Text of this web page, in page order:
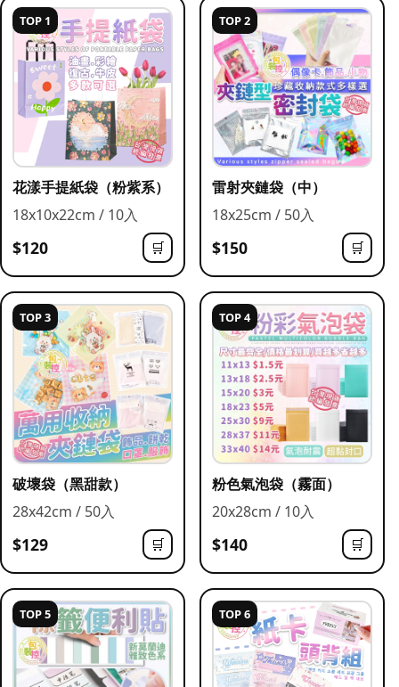
TOP 1
花漾手提紙袋（粉紫系）
18x10x22cm / 10入
$120 🛒
TOP 2
雷射夾鏈袋（中）
18x25cm / 50入
$150 🛒
TOP 3
破壞袋（黑甜款）
28x42cm / 50入
$129 🛒
TOP 4
粉色氣泡袋（霧面）
20x28cm / 10入
$140 🛒
TOP 5 TOP 6